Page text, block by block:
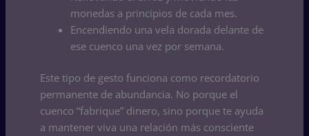
monedas a principios de cada mes.
Encendiendo una vela dorada delante de
ese cuenco una vez por semana.
Este tipo de gesto funciona como recordatorio
permanente de abundancia. No porque el
cuenco “fabrique” dinero, sino porque te ayuda
a mantener viva una relación más consciente